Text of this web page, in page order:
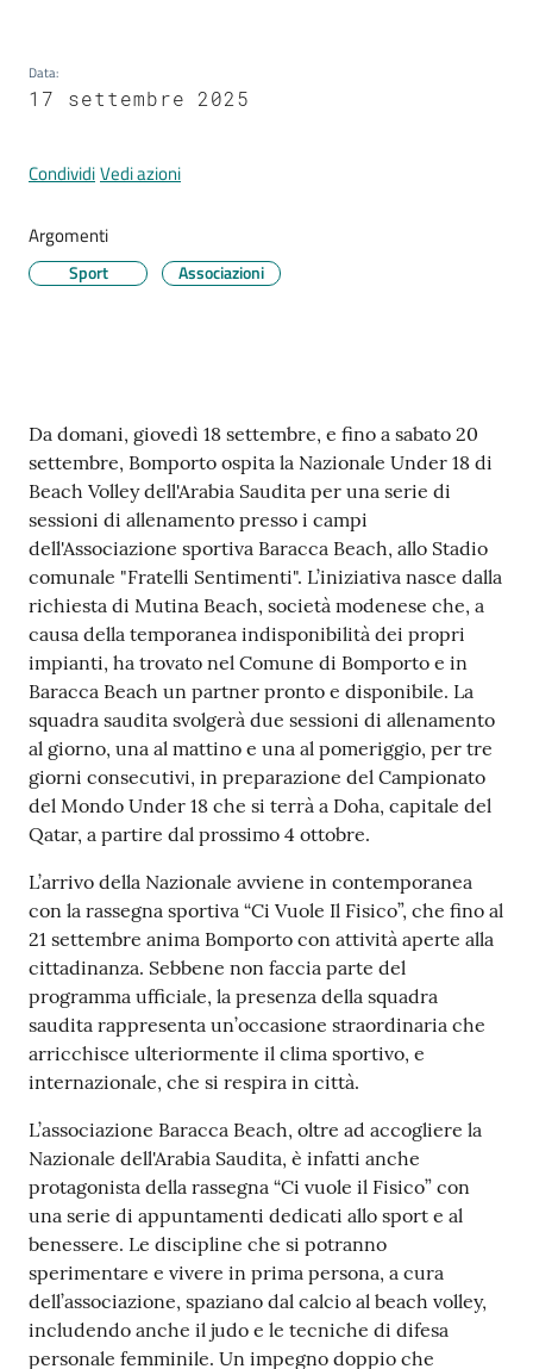
Data:
17 settembre 2025
CondividiVedi azioni
Argomenti
Sport Associazioni
Contenuto
Da domani, giovedì 18 settembre, e fino a sabato 20
settembre, Bomporto ospita la Nazionale Under 18 di
Beach Volley dell'Arabia Saudita per una serie di
sessioni di allenamento presso i campi
dell'Associazione sportiva Baracca Beach, allo Stadio
comunale "Fratelli Sentimenti". L’iniziativa nasce dalla
richiesta di Mutina Beach, società modenese che, a
causa della temporanea indisponibilità dei propri
impianti, ha trovato nel Comune di Bomporto e in
Baracca Beach un partner pronto e disponibile. La
squadra saudita svolgerà due sessioni di allenamento
al giorno, una al mattino e una al pomeriggio, per tre
giorni consecutivi, in preparazione del Campionato
del Mondo Under 18 che si terrà a Doha, capitale del
Qatar, a partire dal prossimo 4 ottobre.
L’arrivo della Nazionale avviene in contemporanea
con la rassegna sportiva “Ci Vuole Il Fisico”, che fino al
21 settembre anima Bomporto con attività aperte alla
cittadinanza. Sebbene non faccia parte del
programma ufficiale, la presenza della squadra
saudita rappresenta un’occasione straordinaria che
arricchisce ulteriormente il clima sportivo, e
internazionale, che si respira in città.
L’associazione Baracca Beach, oltre ad accogliere la
Nazionale dell'Arabia Saudita, è infatti anche
protagonista della rassegna “Ci vuole il Fisico” con
una serie di appuntamenti dedicati allo sport e al
benessere. Le discipline che si potranno
sperimentare e vivere in prima persona, a cura
dell’associazione, spaziano dal calcio al beach volley,
includendo anche il judo e le tecniche di difesa
personale femminile. Un impegno doppio che